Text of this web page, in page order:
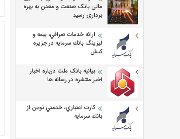
مالی بانک صنعت و معدن به بهره
برداری رسید
ارائه خدمات صرافي، بيمه و
ليزينگ بانك سرمايه در جزيره
كيش
بیانیه بانک ملت درباره اخبار
اخیر منتشره در رسانه ها
كارت اعتباري، خدمتي نوين از
بانك سرمايه